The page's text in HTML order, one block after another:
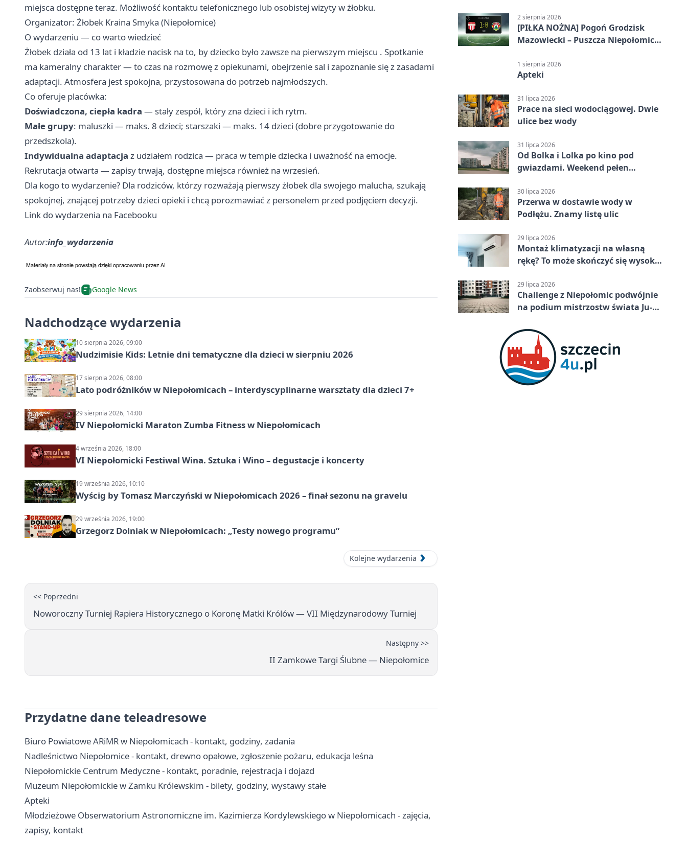
miejsca dostępne teraz. Możliwość kontaktu telefonicznego lub osobistej wizyty w żłobku.
Organizator: Żłobek Kraina Smyka (Niepołomice)
O wydarzeniu — co warto wiedzieć
Żłobek działa od 13 lat i kładzie nacisk na to, by dziecko było zawsze na pierwszym miejscu . Spotkanie
ma kameralny charakter — to czas na rozmowę z opiekunami, obejrzenie sal i zapoznanie się z zasadami
adaptacji. Atmosfera jest spokojna, przystosowana do potrzeb najmłodszych.
Co oferuje placówka:
Doświadczona, ciepła kadra — stały zespół, który zna dzieci i ich rytm.
Małe grupy: maluszki — maks. 8 dzieci; starszaki — maks. 14 dzieci (dobre przygotowanie do
przedszkola).
Indywidualna adaptacja z udziałem rodzica — praca w tempie dziecka i uważność na emocje.
Rekrutacja otwarta — zapisy trwają, dostępne miejsca również na wrzesień.
Dla kogo to wydarzenie? Dla rodziców, którzy rozważają pierwszy żłobek dla swojego malucha, szukają
spokojnej, znającej potrzeby dzieci opieki i chcą porozmawiać z personelem przed podjęciem decyzji.
Link do wydarzenia na Facebooku
Autor:info_wydarzenia
Zaobserwuj nas! Google News
Nadchodzące wydarzenia
10 sierpnia 2026, 09:00
Nudzimisie Kids: Letnie dni tematyczne dla dzieci w sierpniu 2026
17 sierpnia 2026, 08:00
Lato podróżników w Niepołomicach – interdyscyplinarne warsztaty dla dzieci 7+
29 sierpnia 2026, 14:00
IV Niepołomicki Maraton Zumba Fitness w Niepołomicach
4 września 2026, 18:00
VI Niepołomicki Festiwal Wina. Sztuka i Wino – degustacje i koncerty
19 września 2026, 10:10
Wyścig by Tomasz Marczyński w Niepołomicach 2026 – finał sezonu na gravelu
29 września 2026, 19:00
Grzegorz Dolniak w Niepołomicach: „Testy nowego programu”
Kolejne wydarzenia
<< Poprzedni
Noworoczny Turniej Rapiera Historycznego o Koronę Matki Królów — VII Międzynarodowy Turniej
Następny >>
II Zamkowe Targi Ślubne — Niepołomice
Przydatne dane teleadresowe
Biuro Powiatowe ARiMR w Niepołomicach - kontakt, godziny, zadania
Nadleśnictwo Niepołomice - kontakt, drewno opałowe, zgłoszenie pożaru, edukacja leśna
Niepołomickie Centrum Medyczne - kontakt, poradnie, rejestracja i dojazd
Muzeum Niepołomickie w Zamku Królewskim - bilety, godziny, wystawy stałe
Apteki
Młodzieżowe Obserwatorium Astronomiczne im. Kazimierza Kordylewskiego w Niepołomicach - zajęcia,
zapisy, kontakt
2 sierpnia 2026
[PIŁKA NOŻNA] Pogoń Grodzisk
Mazowiecki – Puszcza Niepołomice
punktów w Betclic 1. lidze
1 sierpnia 2026
Apteki
31 lipca 2026
Prace na sieci wodociągowej. Dwie
ulice bez wody
31 lipca 2026
Od Bolka i Lolka po kino pod
gwiazdami. Weekend pełen
30 lipca 2026
Przerwa w dostawie wody w
Podłężu. Znamy listę ulic
29 lipca 2026
Montaż klimatyzacji na własną
rękę? To może skończyć się wysoką
29 lipca 2026
Challenge z Niepołomic podwójnie
na podium mistrzostw świata Ju-